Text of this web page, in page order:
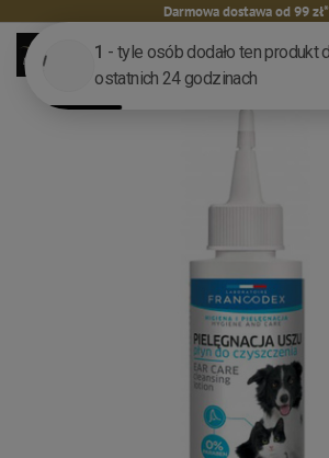
Darmowa dostawa od 99 zł*